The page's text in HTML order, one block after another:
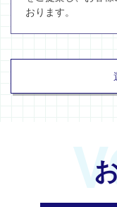
おります。